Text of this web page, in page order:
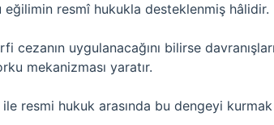
resmî hukukla desteklenmiş hâlidir.
cezanın uygulanacağını bilirse
mekanizması yaratır.
resmi hukuk arasında bu dengeyi